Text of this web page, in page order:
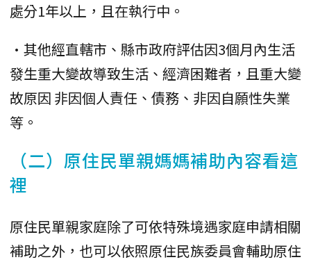
處分1年以上，且在執行中。
•其他經直轄市、縣市政府評估因3個月內生活
發生重大變故導致生活、經濟困難者，且重大變
故原因 非因個人責任、債務、非因自願性失業
等。
（二）原住民單親媽媽補助內容看這
裡
原住民單親家庭除了可依特殊境遇家庭申請相關
補助之外，也可以依照原住民族委員會輔助原住